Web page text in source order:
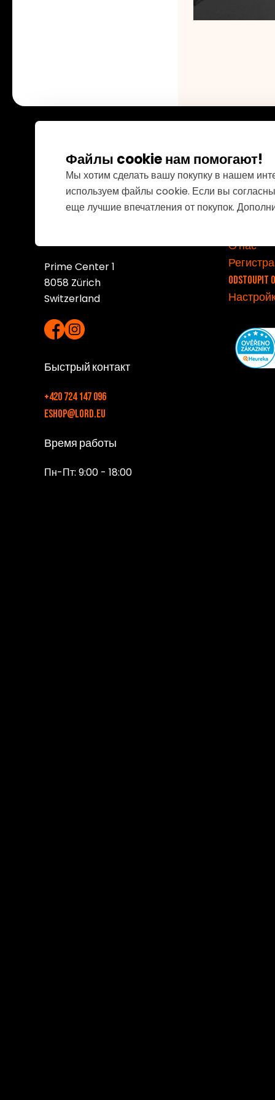
Prime Center 1
8058 Zürich
Switzerland
Быстрый контакт
+420 724 147 096
eshop@lord.eu
Время работы
Пн-Пт: 9:00 - 18:00
Важные
О нас
Odstoupit
Файлы cookie нам помогают!
Мы хотим сделать вашу покупку в нашем
используем файлы cookie. Если вы
еще лучшие впечатления от покупок.